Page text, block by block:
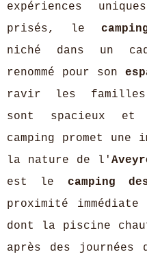
expériences
prisés, le
niché dans un
renommé pour son
ravir les familles.
sont spacieux et
camping promet une
la nature de l'
est le camping
proximité
dont la piscine
après des journées